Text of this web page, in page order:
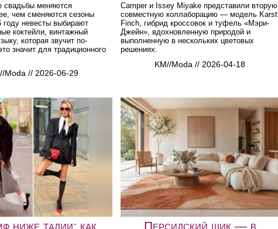
свадьбы меняются
чем сменяются сезоны
невесты выбирают
коктейли, винтажный
которая звучит по-
значит для традиционного
Moda // 2026-06-29
Camper и Issey Miyake представили вторую
совместную коллаборацию — модель Karst
Finch, гибрид кроссовок и туфель «Мэри-
Джейн», вдохновленную природой и
выполненную в нескольких цветовых
решениях.
KM//Moda // 2026-04-18
ниже талии: как Персидский шик — в